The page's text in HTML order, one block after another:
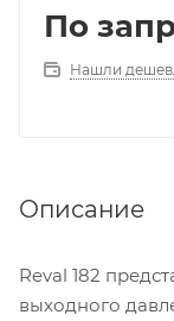
По
Нашли
Описание
Reval 182
выходного